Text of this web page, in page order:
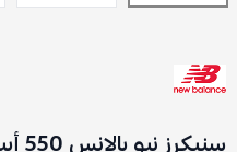
سنيكرز نيو بالانس 550 أبيض أزرق رياضي عصري